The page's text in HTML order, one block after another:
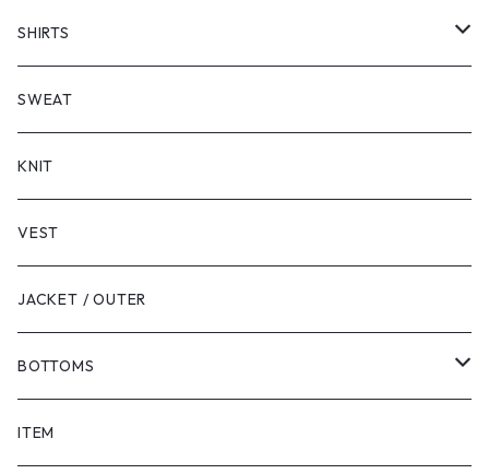
SHORT SLEEVE
LONG SLEEVE
SHIRTS
SHORT SLEEVE
LONG SLEEVE
SWEAT
KNIT
VEST
JACKET / OUTER
BOTTOMS
SHORTS
ITEM